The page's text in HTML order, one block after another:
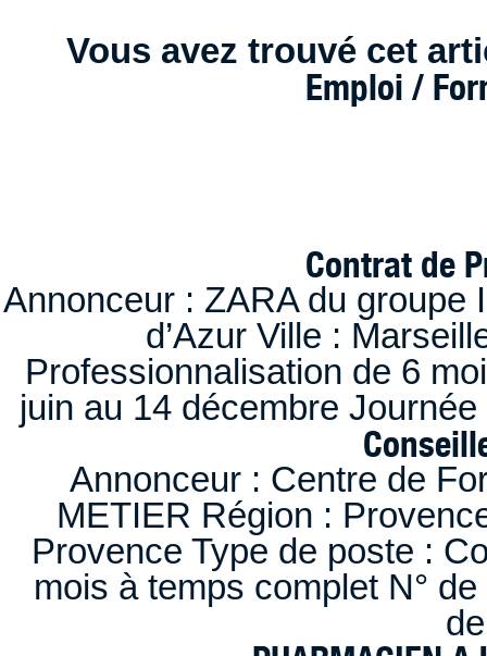
Vous avez trouvé cet
Emploi /
Contrat de
Annonceur : ZARA du
d’Azur Ville :
Professionnalisation de 6
juin au 14 décembre
Annonceur : Centre de
METIER Région :
Provence Type de poste :
mois à temps complet N°